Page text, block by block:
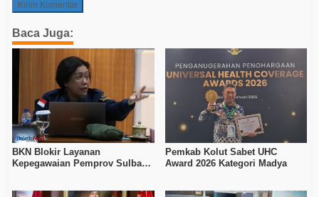
Baca Juga:
BKN Blokir Layanan
Kepegawaian Pemprov Sulbar
Pemkab Kolut Sabet UHC
Award 2026 Kategori Madya